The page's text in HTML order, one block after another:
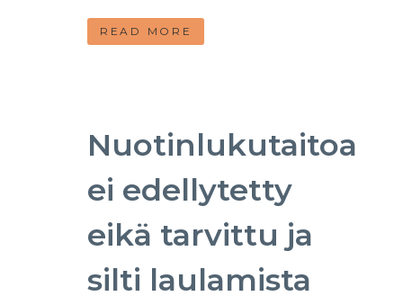
READ MORE
Nuotinlukutaitoa
ei edellytetty
eikä tarvittu ja
silti laulamista